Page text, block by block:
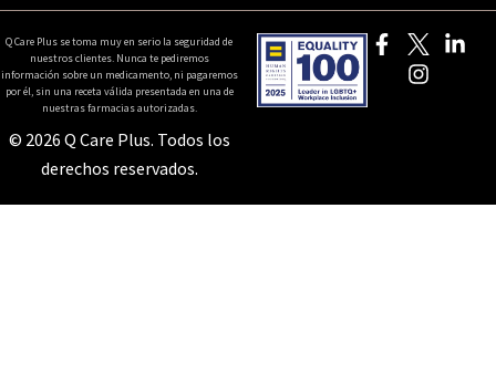
Q Care Plus se toma muy en serio la seguridad de
nuestros clientes. Nunca te pediremos
información sobre un medicamento, ni pagaremos
por él, sin una receta válida presentada en una de
nuestras farmacias autorizadas.
© 2026 Q Care Plus. Todos los
derechos reservados.